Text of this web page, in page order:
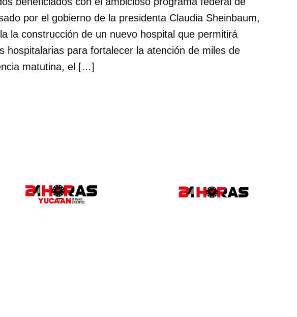
por el gobierno de la presidenta Claudia Sheinbaum,
la construcción de un nuevo hospital que permitirá
hospitalarias para fortalecer la atención de miles de
matutina, el […]